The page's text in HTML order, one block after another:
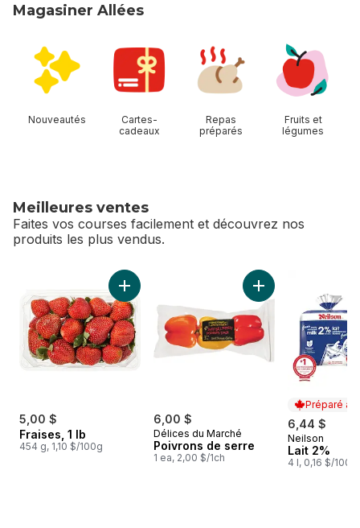
Magasiner Allées
Nouveautés
Cartes-
cadeaux
Repas
préparés
Fruits et
légumes
Meilleures ventes
Faites vos courses facilement et découvrez nos
produits les plus vendus.
sauter Meilleures ventes
5,00 $
Fraises, 1 lb
454 g, 1,10 $/100g
Ajouter Fraises, 1 lb au panier
6,00 $
Délices du Marché
Poivrons de serre
1 ea, 2,00 $/1ch
Ajouter Poivrons
Préparé au
6,44 $
Préparé au
Neilson
Lait 2%
4 l, 0,16 $/